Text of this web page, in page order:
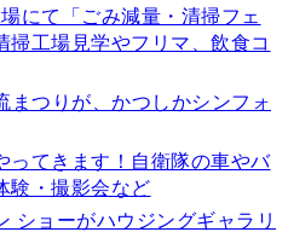
にて「ごみ減量・清掃フェ
掃工場見学やフリマ、飲食コ
まつりが、かつしかシンフォ
ってきます！自衛隊の車やバ
験・撮影会など
ショーがハウジングギャラリ